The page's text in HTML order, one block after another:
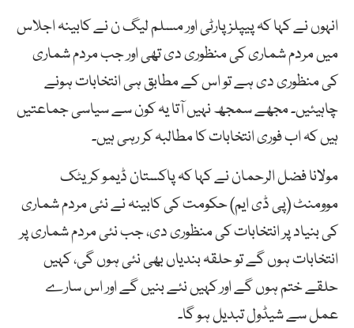
انہوں نے کہا کہ پیپلز پارٹی اور مسلم لیگ ن نے کابینہ اجلاس
میں مردم شماری کی منظوری دی تھی اور جب مردم شماری
کی منظوری دی ہے تو اس کے مطابق ہی انتخابات ہونے
چاہیئیں۔ مجھے سمجھ نہیں آتا یہ کون سے سیاسی جماعتیں
ہیں کہ اب فوری انتخابات کا مطالبہ کر رہی ہیں۔
مولانا فضل الرحمان نے کہا کہ پاکستان ڈیمو کریٹک
موومنٹ (پی ڈی ایم) حکومت کی کابینہ نے نئی مردم شماری
کی بنیاد پر انتخابات کی منظوری دی، جب نئی مردم شماری پر
انتخابات ہوں گے تو حلقہ بندیاں بھی نئی ہوں گی، کہیں
حلقے ختم ہوں گے اور کہیں نئے بنیں گے اور اس سارے
عمل سے شیڈول تبدیل ہو گا۔